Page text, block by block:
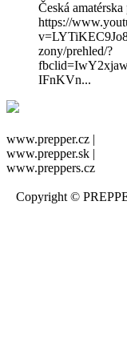
Česká
https://
zony/prehled/?
IFnKVn...
www.prepper.cz |
www.prepper.sk |
www.preppers.cz
Copyright ©